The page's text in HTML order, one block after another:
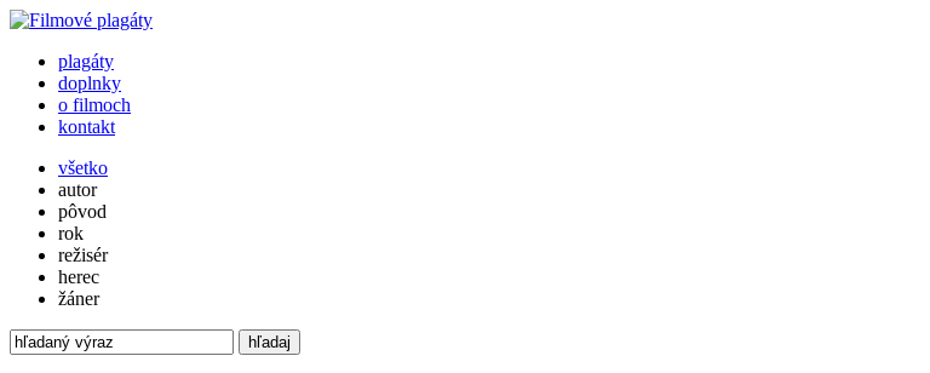
plagáty
doplnky
o filmoch
kontakt
všetko
autor
pôvod
rok
režisér
herec
žáner
hľadaj